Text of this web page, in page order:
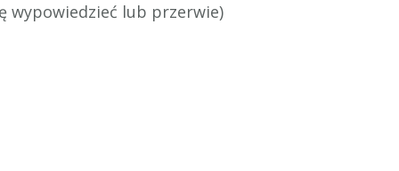
wypowiedzieć lub przerwie)